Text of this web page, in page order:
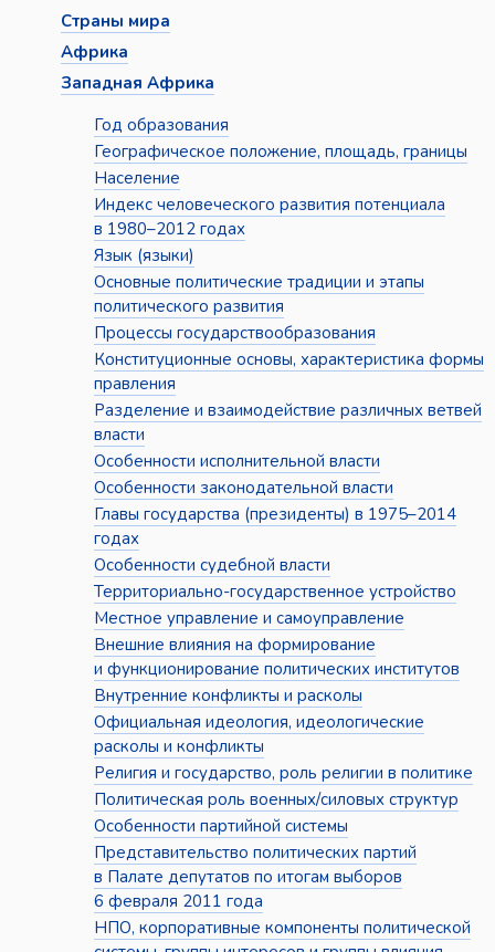
Страны мира
Африка
Западная Африка
Год образования
Географическое положение, площадь, границы
Население
Индекс человеческого развития потенциала
в 1980–2012 годах
Язык (языки)
Основные политические традиции и этапы
политического развития
Процессы государствообразования
Конституционные основы, характеристика формы
правления
Разделение и взаимодействие различных ветвей
власти
Особенности исполнительной власти
Особенности законодательной власти
Главы государства (президенты) в 1975–2014
годах
Особенности судебной власти
Территориально-государственное устройство
Местное управление и самоуправление
Внешние влияния на формирование
и функционирование политических институтов
Внутренние конфликты и расколы
Официальная идеология, идеологические
расколы и конфликты
Религия и государство, роль религии в политике
Политическая роль военных/силовых структур
Особенности партийной системы
Представительство политических партий
в Палате депутатов по итогам выборов
6 февраля 2011 года
НПО, корпоративные компоненты политической